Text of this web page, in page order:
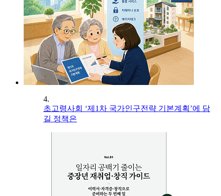
4.
초고령사회 ‘제1차 국가인구전략 기본계획’에 담
길 정책은